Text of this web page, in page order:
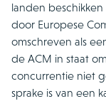
landen
door Europese
omschreven als
de ACM in staat
concurrentie niet
sprake is van een